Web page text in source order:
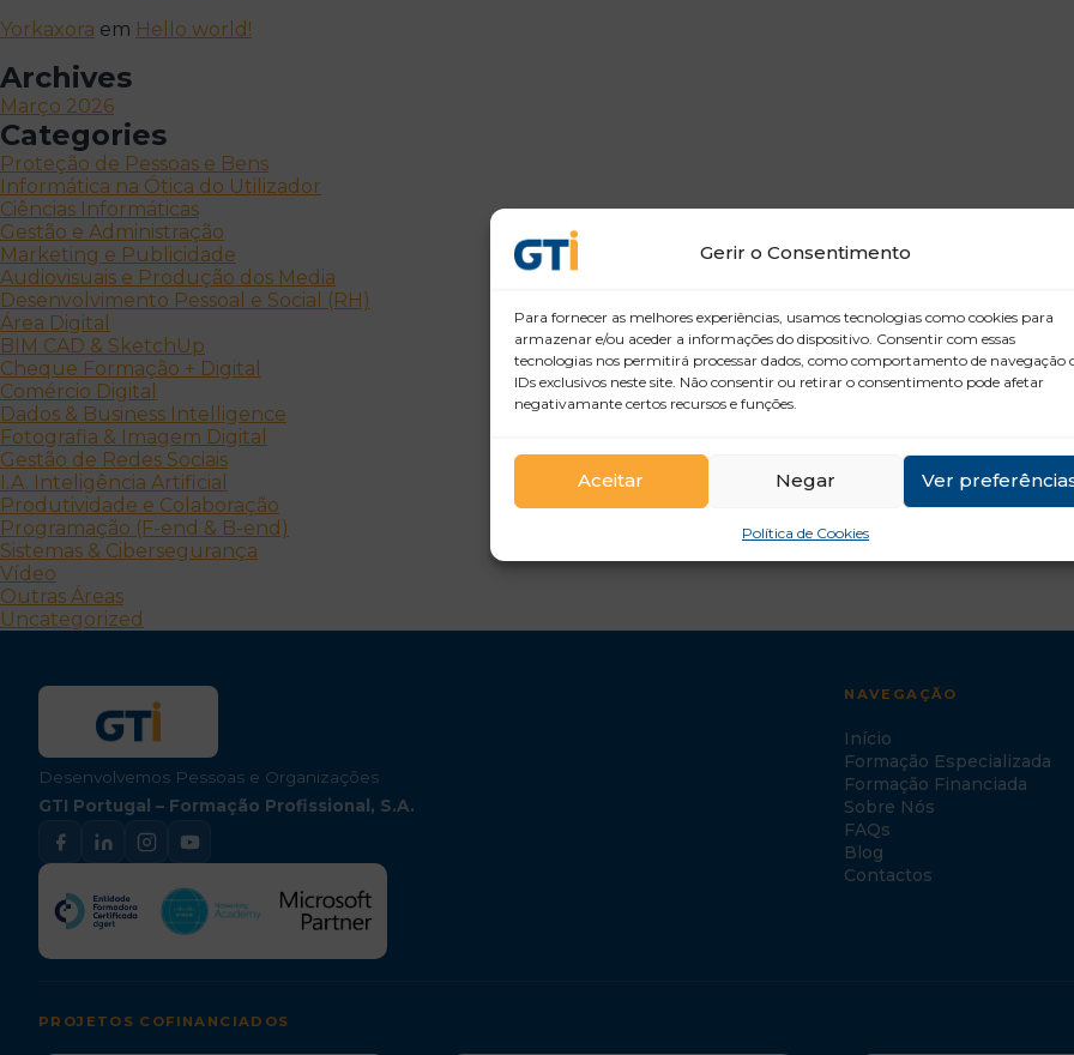
Gerir o Consentimento
Para fornecer as melhores experiências, usamos tecnologias como cookies para
armazenar e/ou aceder a informações do dispositivo. Consentir com essas
tecnologias nos permitirá processar dados, como comportamento de navegação
IDs exclusivos neste site. Não consentir ou retirar o consentimento pode afetar
negativamante certos recursos e funções.
Aceitar Negar Ver
Política de Cookies
Yorkaxora em Hello world!
Archives
Março 2026
Categories
Proteção de Pessoas e Bens
Informática na Ótica do Utilizador
Ciências Informáticas
Gestão e Administração
Marketing e Publicidade
Audiovisuais e Produção dos Media
Desenvolvimento Pessoal e Social (RH)
Área Digital
BIM CAD & SketchUp
Cheque Formação + Digital
Comércio Digital
Dados & Business Intelligence
Fotografia & Imagem Digital
Gestão de Redes Sociais
I.A. Inteligência Artificial
Produtividade e Colaboração
Programação (F-end & B-end)
Sistemas & Cibersegurança
Vídeo
Outras Áreas
Uncategorized
Desenvolvemos Pessoas e Organizações
GTI Portugal – Formação Profissional, S.A.
NAVEGAÇÃO
Início
Formação Especializada
Formação Financiada
Sobre Nós
FAQs
Blog
Contactos
PROJETOS COFINANCIADOS